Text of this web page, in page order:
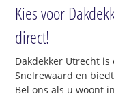
Kies voor
direct!
Dakdekker Utrecht
Snelrewaard en
Bel ons als u woont